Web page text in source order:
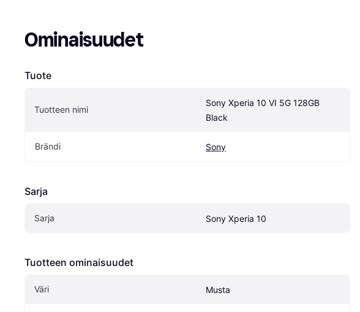
Ominaisuudet
Tuote
Tuotteen nimi
Sony Xperia 10 VI 5G 128GB
Black
Brändi Sony
Sarja
Sarja Sony Xperia 10
Tuotteen ominaisuudet
Väri Musta